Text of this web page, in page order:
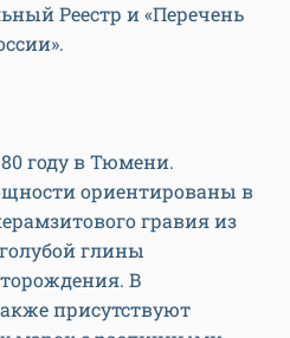
Реестр и «Перечень
году в Тюмени.
ориентированы в
гравия из
глины
В
присутствуют